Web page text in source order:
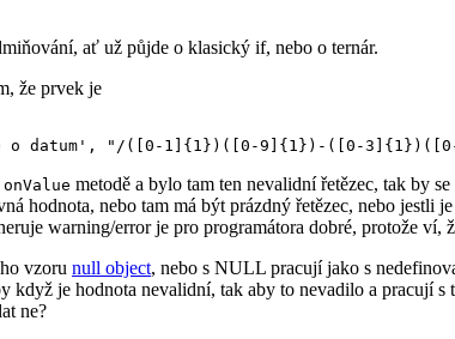
ať už půjde o klasický if, nebo o ternár.
že prvek je
onValue metodě a bylo tam ten nevalidní řetězec, tak by
hodnota, nebo tam má být prázdný řetězec, nebo
warning/error je pro programátora dobré, protože ví,
vzoru null object, nebo s NULL pracují jako s
když je hodnota nevalidní, tak aby to nevadilo a pracují
ne?